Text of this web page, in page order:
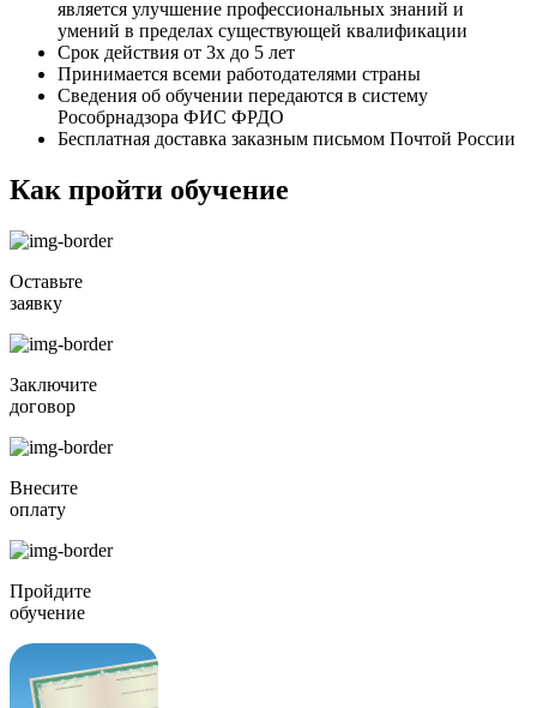
является улучшение профессиональных знаний и
умений в пределах существующей квалификации
Срок действия от 3х до 5 лет
Принимается всеми работодателями страны
Сведения об обучении передаются в систему
Рособрнадзора ФИС ФРДО
Бесплатная доставка заказным письмом Почтой России
Как пройти обучение
Оставьте
заявку
Заключите
договор
Внесите
оплату
Пройдите
обучение